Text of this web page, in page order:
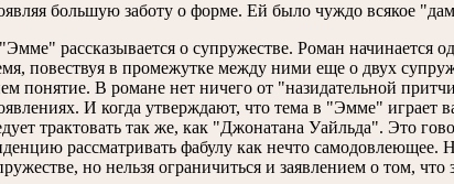
большую заботу о форме. Ей было чуждо всякое
рассказывается о супружестве. Роман начинается
повествуя в промежутке между ними еще о двух
понятие. В романе нет ничего от "назидательной
И когда утверждают, что тема в "Эмме" играет
трактовать так же, как "Джонатана Уайльда". Это
рассматривать фабулу как нечто самодовлеющее.
но нельзя ограничиться и заявлением о том, что